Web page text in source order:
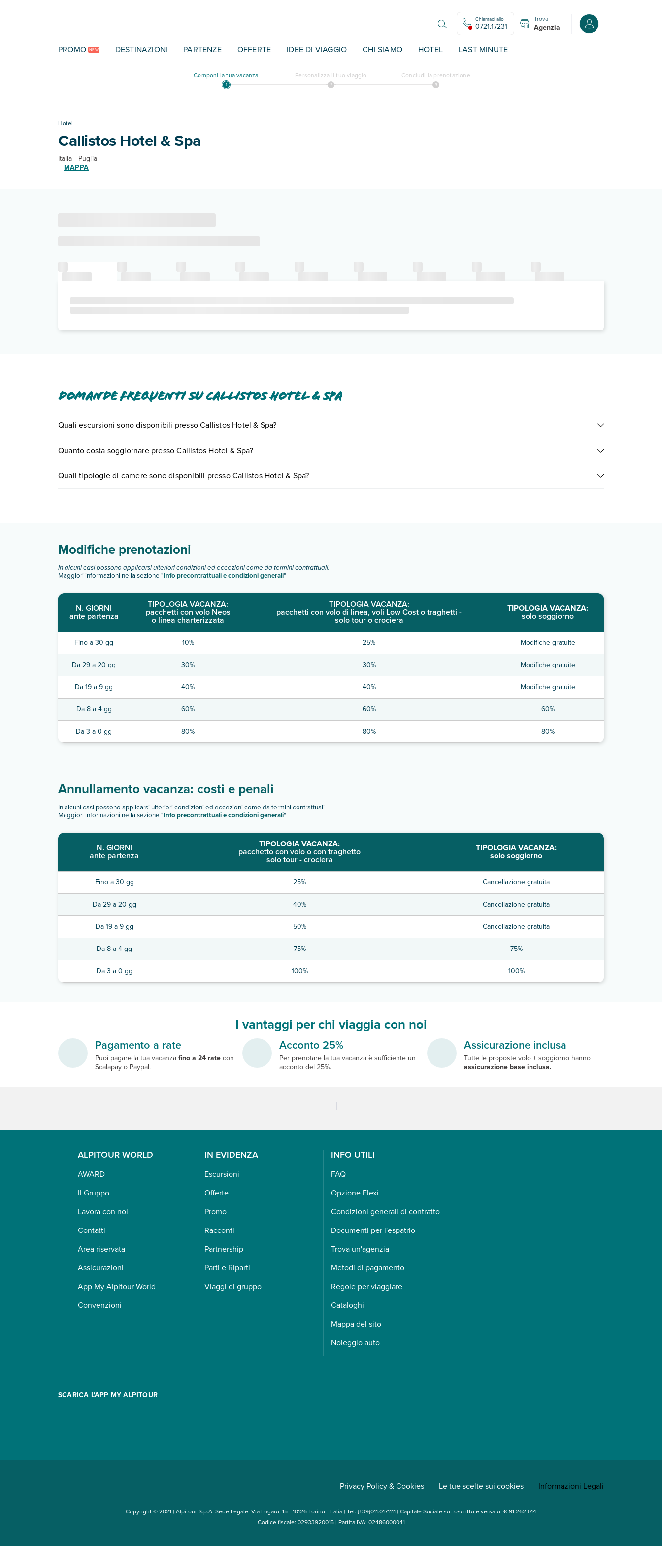
Chiamaci allo
0721.17231
Trova
Agenzia Accedi o registrati
PROMO NEW DESTINAZIONI PARTENZE OFFERTE IDEE DI VIAGGIO CHI SIAMO HOTEL LAST MINUTE
Componi la tua vacanza Personalizza il tuo viaggio Concludi la prenotazione
Hotel
Callistos Hotel & Spa
Italia - Puglia
MAPPA
Domande frequenti su Callistos Hotel & Spa
Quali escursioni sono disponibili presso Callistos Hotel & Spa?
0721.17231 oprenotando un appuntamento.
Quanto costa soggiornare presso Callistos Hotel & Spa?
quando partire.
Quali tipologie di camere sono disponibili presso Callistos Hotel & Spa?
Modifiche prenotazioni
In alcuni casi possono applicarsi ulteriori condizioni ed eccezioni come da termini contrattuali.
Maggiori informazioni nella sezione "Info precontrattuali e condizioni generali"
N. GIORNI
ante partenza
TIPOLOGIA VACANZA:
pacchetti con volo Neos
o linea charterizzata
TIPOLOGIA VACANZA:
pacchetti con volo di linea, voli Low Cost o traghetti -
solo tour o crociera
TIPOLOGIA VACANZA:
solo soggiorno
Fino a 30 gg 10% 25% Modifiche gratuite
Da 29 a 20 gg 30% 30% Modifiche gratuite
Da 19 a 9 gg 40% 40% Modifiche gratuite
Da 8 a 4 gg 60% 60% 60%
Da 3 a 0 gg 80% 80% 80%
Annullamento vacanza: costi e penali
In alcuni casi possono applicarsi ulteriori condizioni ed eccezioni come da termini contrattuali
Maggiori informazioni nella sezione "Info precontrattuali e condizioni generali"
N. GIORNI
ante partenza
TIPOLOGIA VACANZA:
pacchetto con volo o con traghetto
solo tour - crociera
TIPOLOGIA VACANZA:
solo soggiorno
Fino a 30 gg 25% Cancellazione gratuita
Da 29 a 20 gg 40% Cancellazione gratuita
Da 19 a 9 gg 50% Cancellazione gratuita
Da 8 a 4 gg 75% 75%
Da 3 a 0 gg 100% 100%
I vantaggi per chi viaggia con noi
Pagamento a rate
Puoi pagare la tua vacanzafino a 24 ratecon
Scalapay o Paypal.
Acconto 25%
Per prenotare la tua vacanza è sufficiente un
acconto del 25%.
Assicurazione inclusa
Tutte le proposte volo + soggiorno hanno
assicurazione base inclusa.
ALPITOUR WORLD
AWARD
Il Gruppo
Lavora con noi
Contatti
Area riservata
Assicurazioni
App My Alpitour World
Convenzioni
IN EVIDENZA
Escursioni
Offerte
Promo
Racconti
Partnership
Parti e Riparti
Viaggi di gruppo
INFO UTILI
FAQ
Opzione Flexi
Condizioni generali di contratto
Documenti per l'espatrio
Trova un'agenzia
Metodi di pagamento
Regole per viaggiare
Cataloghi
Mappa del sito
Noleggio auto
SCARICA L'APP MY ALPITOUR
Privacy Policy & Cookies Le tue scelte sui cookies Informazioni Legali
Copyright © 2021 | Alpitour S.p.A. Sede Legale: Via Lugaro, 15 - 10126 Torino - Italia | Tel. (+39)011.0171111 | Capitale Sociale sottoscritto e versato: € 91.262.014
Codice fiscale: 02933920015 | Partita IVA: 02486000041